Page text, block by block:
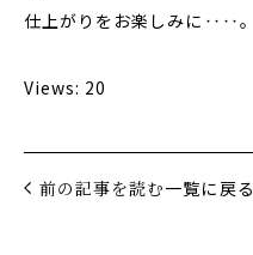
仕上がりをお楽しみに‥‥。
Views: 20
前の記事を読む一覧に戻る